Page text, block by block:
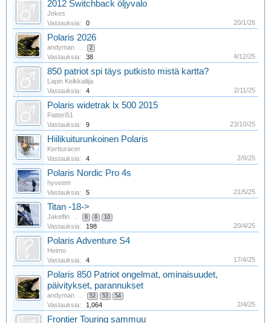
2012 Switchback öljyvalo
Jekes
Vastauksia:
0 20/1/26
Polaris 2026
andyman 2
Vastauksia: 38 4/12/25
850 patriot spi täys putkisto mistä kartta?
Lapin Kelkkailija
Vastauksia:
4 2/11/25
Polaris widetrak lx 500 2015
Patteri51
Vastauksia:
9 23/10/25
Hiilikuiturunkoinen Polaris
Kertturacer
Vastauksia:
4 2/9/25
Polaris Nordic Pro 4s
hyveem
Vastauksia:
5 21/5/25
Titan -18->
Jakelfin 8 9 10
Vastauksia: 198 20/4/25
Polaris Adventure S4
Heimo
Vastauksia:
4 17/4/25
Polaris 850 Patriot ongelmat, ominaisuudet,
päivitykset, parannukset
andyman 52 53 54
Vastauksia: 1,064 2/4/25
Frontier Touring sammuu